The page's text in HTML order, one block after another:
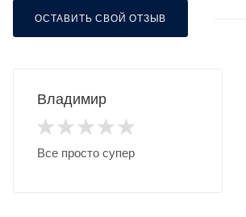
ОСТАВИТЬ СВОЙ ОТЗЫВ
Владимир
Все просто супер